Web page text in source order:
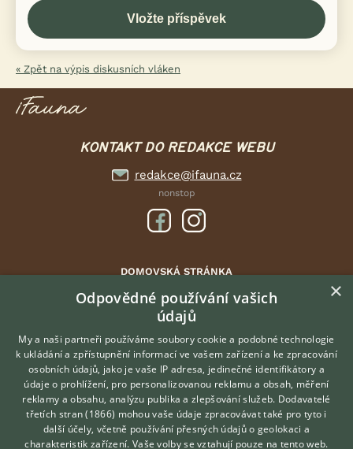
« Zpět na výpis diskusních vláken
KONTAKT DO REDAKCE WEBU
redakce@ifauna.cz
nonstop
DOMOVSKÁ STRÁNKA
INZERCE
DISKUSE
ČLÁNKY
ATLAS
O nás
Kontakt
Možnosti zvýraznění inzerátů
Hledáte zvířecího kamaráda?
Zdarma vám poradí
×
Odpovědné používání vašich
údajů
My a naši partneři používáme soubory cookie a podobné technologie
k ukládání a zpřístupnění informací ve vašem zařízení a ke zpracování
osobních údajů, jako je vaše IP adresa, jedinečné identifikátory a
údaje o prohlížení, pro personalizovanou reklamu a obsah, měření
reklamy a obsahu, analýzu publika a zlepšování služeb. Dodavatelé
třetích stran (1866) mohou vaše údaje zpracovávat také pro tyto i
další účely, včetně používání přesných údajů o geolokaci a
charakteristik zařízení. Vaše volby se vztahují pouze na tento web.